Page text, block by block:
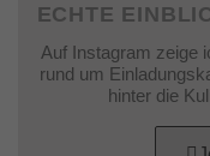
ECHTE
Auf Instagram zeige
rund um
hinter die